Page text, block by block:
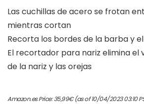
Las cuchillas de acero se frotan
mientras cortan
Recorta los bordes de la barba y
El recortador para nariz elimina el
de la nariz y las orejas
Amazon.es Price:35,99€(as of 10/04/2023 03:10